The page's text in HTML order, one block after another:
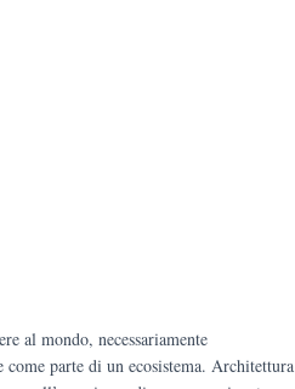
al mondo, necessariamente
parte di un ecosistema. Architettura